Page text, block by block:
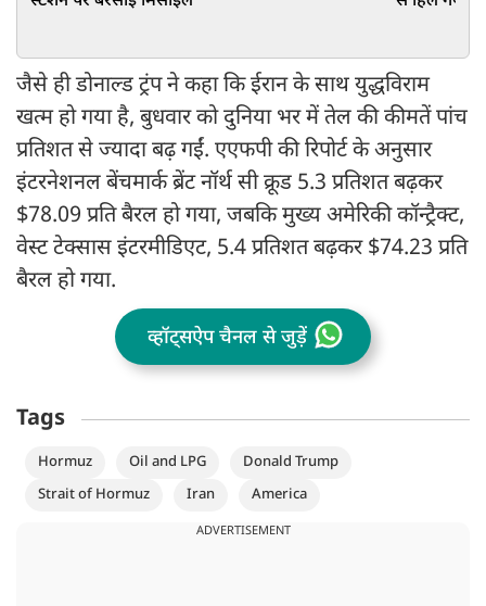
जैसे ही डोनाल्ड ट्रंप ने कहा कि ईरान के साथ युद्धविराम
खत्म हो गया है, बुधवार को दुनिया भर में तेल की कीमतें पांच
प्रतिशत से ज्यादा बढ़ गईं. एएफपी की रिपोर्ट के अनुसार
इंटरनेशनल बेंचमार्क ब्रेंट नॉर्थ सी क्रूड 5.3 प्रतिशत बढ़कर
$78.09 प्रति बैरल हो गया, जबकि मुख्य अमेरिकी कॉन्ट्रैक्ट,
वेस्ट टेक्सास इंटरमीडिएट, 5.4 प्रतिशत बढ़कर $74.23 प्रति
बैरल हो गया.
व्हॉट्सऐप चैनल से जुड़ें
Tags
Hormuz Oil and LPG
Donald Trump
Strait of Hormuz
Iran America
ADVERTISEMENT